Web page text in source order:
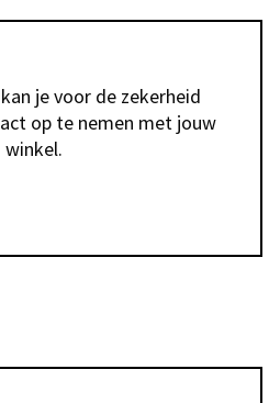
je voor de zekerheid
op te nemen met jouw
winkel.